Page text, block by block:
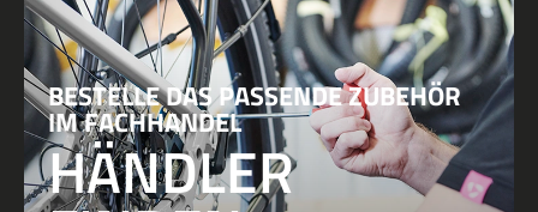
BESTELLE DAS PASSENDE ZUBEHÖR
IM FACHHANDEL
HÄNDLER